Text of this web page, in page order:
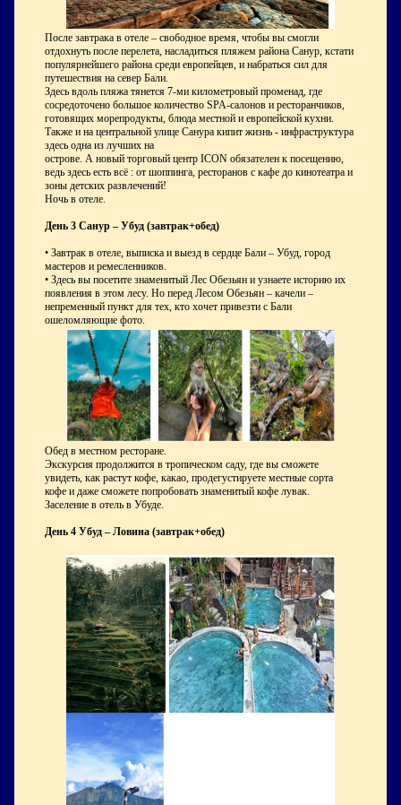
После завтрака в отеле – свободное время, чтобы вы смогли
отдохнуть после перелета, насладиться пляжем района Санур, кстати
популярнейшего района среди европейцев, и набраться сил для
путешествия на север Бали.
Здесь вдоль пляжа тянется 7-ми километровый променад, где
сосредоточено большое количество SPA-салонов и ресторанчиков,
готовящих морепродукты, блюда местной и европейской кухни.
Также и на центральной улице Санура кипит жизнь - инфраструктура
здесь одна из лучших на
острове. А новый торговый центр ICON обязателен к посещению,
ведь здесь есть всё : от шоппинга, ресторанов с кафе до кинотеатра и
зоны детских развлечений!
Ночь в отеле.
День 3 Санур – Убуд (завтрак+обед)
• Завтрак в отеле, выписка и выезд в сердце Бали – Убуд, город
мастеров и ремесленников.
• Здесь вы посетите знаменитый Лес Обезьян и узнаете историю их
появления в этом лесу. Но перед Лесом Обезьян – качели –
непременный пункт для тех, кто хочет привезти с Бали
ошеломляющие фото.
Обед в местном ресторане.
Экскурсия продолжится в тропическом саду, где вы сможете
увидеть, как растут кофе, какао, продегустируете местные сорта
кофе и даже сможете попробовать знаменитый кофе лувак.
Заселение в отель в Убуде.
День 4 Убуд – Ловина (завтрак+обед)